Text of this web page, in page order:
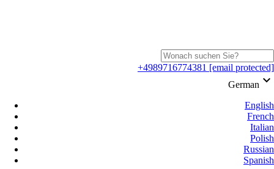
+4989716774381 [email protected]
German keyboard_arrow_down
English
French
Italian
Polish
Russian
Spanish